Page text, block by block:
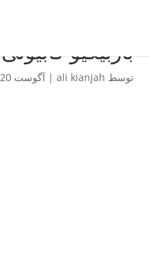
باربیکیو گابیونی
توسط ali kianjah
|آگوست 20, 2023